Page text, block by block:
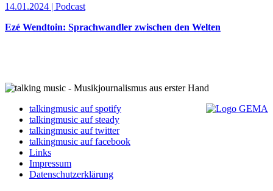
14.01.2024 | Podcast
Ezé Wendtoin: Sprachwandler zwischen den Welten
talkingmusic auf spotify
talkingmusic auf steady
talkingmusic auf twitter
talkingmusic auf facebook
Links
Impressum
Datenschutzerklärung